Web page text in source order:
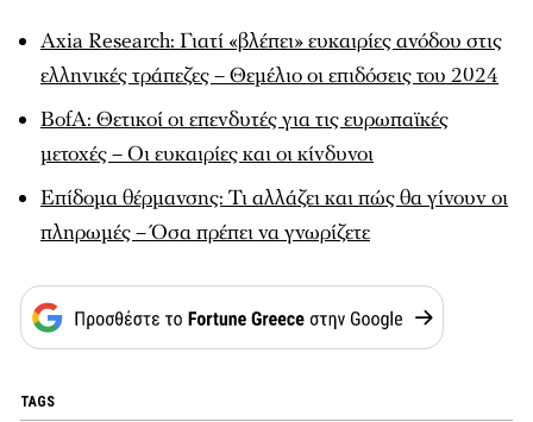
Axia Research: Γιατί «βλέπει» ευκαιρίες ανόδου στις
ελληνικές τράπεζες – Θεμέλιο οι επιδόσεις του 2024
BofA: Θετικοί οι επενδυτές για τις ευρωπαϊκές
μετοχές – Οι ευκαιρίες και οι κίνδυνοι
Επίδομα θέρμανσης: Τι αλλάζει και πώς θα γίνουν οι
πληρωμές – Όσα πρέπει να γνωρίζετε
TAGS